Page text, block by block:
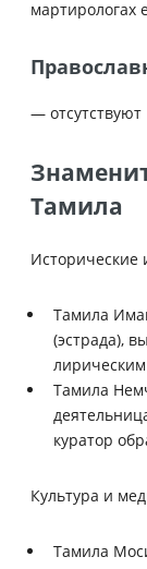
мартирологах
— отсутствуют
Тамила
Исторические
Тамила
(эстрада),
Тамила
куратор
Культура и
Тамила